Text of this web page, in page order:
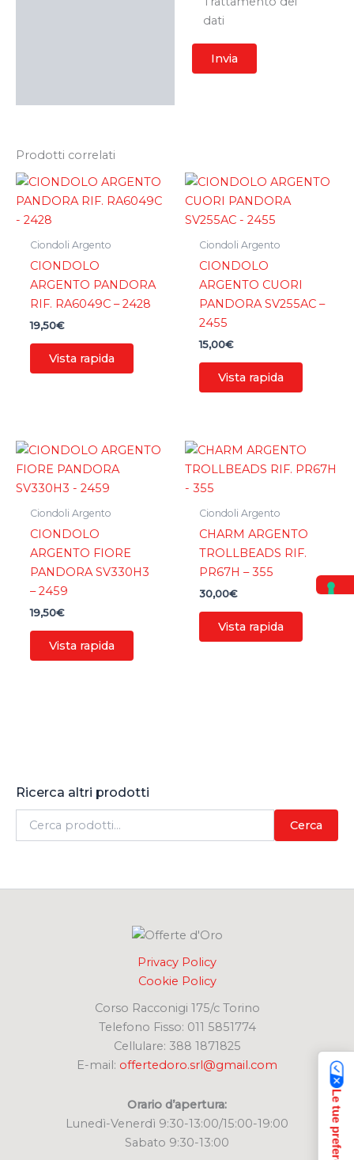
Ricerca altri prodotti
Cerca
dati
Prodotti correlati
Ciondoli Argento
CIONDOLO
ARGENTO PANDORA
RIF. RA6049C – 2428
19,50€
Vista rapida
Ciondoli Argento
CIONDOLO
ARGENTO CUORI
PANDORA SV255AC –
2455
15,00€
Vista rapida
Ciondoli Argento
CIONDOLO
ARGENTO FIORE
PANDORA SV330H3
– 2459
19,50€
Vista rapida
Ciondoli Argento
CHARM ARGENTO
TROLLBEADS RIF.
PR67H – 355
30,00€
Vista rapida
Privacy Policy
Cookie Policy
Corso Racconigi 175/c Torino
Telefono Fisso: 011 5851774
Cellulare: 388 1871825
E-mail: offertedoro.srl@gmail.com
Orario d’apertura:
Lunedì-Venerdì 9:30-13:00/15:00-19:00
Sabato 9:30-13:00